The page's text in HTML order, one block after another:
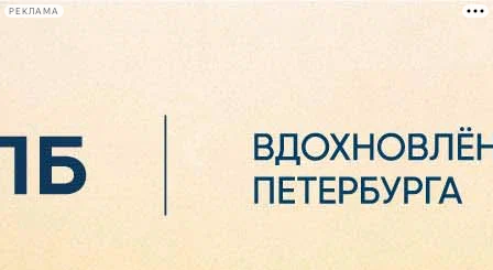
РЕКЛАМА
Сегодня: